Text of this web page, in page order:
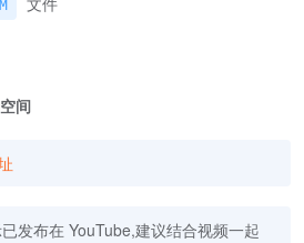
间
发布在 YouTube,建议结合视频一起